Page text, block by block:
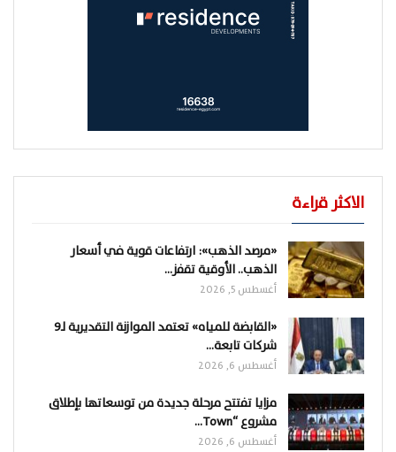
الاكثر قراءة
«مرصد الذهب»: ارتفاعات قوية في أسعار
الذهب.. الأوقية تقفز…
أغسطس 5, 2026
«القابضة للمياه» تعتمد الموازنة التقديرية لـ9
شركات تابعة…
أغسطس 6, 2026
مزايا تفتتح مرحلة جديدة من توسعاتها بإطلاق
مشروع “Town…
أغسطس 6, 2026